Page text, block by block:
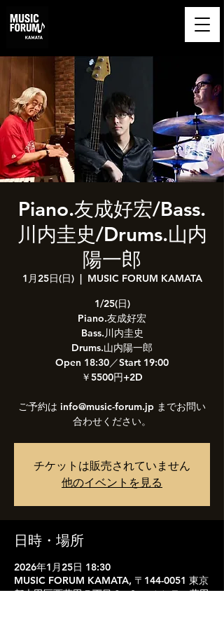
Piano.友成好宏/Bass.
川内圭史/Drums.山内
陽一郎
1月25日(日)
  |
MUSIC FORUM KAMATA
1/25(日)
Piano.友成好宏
Bass.川内圭史
Drums.山内陽一郎
Open 18:30／Start 19:00
￥5500円+2D
ご予約は info@music-forum.jp までお問い
合わせください。
チケットは販売されていません
他のイベントを見る
日時・場所
2026年1月25日 18:30
MUSIC FORUM KAMATA, 〒144-0051 東京
都大田区西蒲田７丁目６−２ エルシティ蒲田